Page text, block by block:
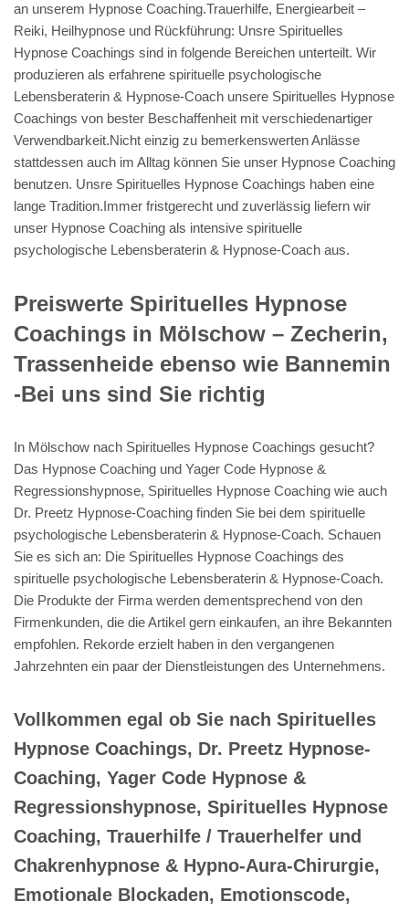
an unserem Hypnose Coaching.Trauerhilfe, Energiearbeit –
Reiki, Heilhypnose und Rückführung: Unsre Spirituelles
Hypnose Coachings sind in folgende Bereichen unterteilt. Wir
produzieren als erfahrene spirituelle psychologische
Lebensberaterin & Hypnose-Coach unsere Spirituelles Hypnose
Coachings von bester Beschaffenheit mit verschiedenartiger
Verwendbarkeit.Nicht einzig zu bemerkenswerten Anlässe
stattdessen auch im Alltag können Sie unser Hypnose Coaching
benutzen. Unsre Spirituelles Hypnose Coachings haben eine
lange Tradition.Immer fristgerecht und zuverlässig liefern wir
unser Hypnose Coaching als intensive spirituelle
psychologische Lebensberaterin & Hypnose-Coach aus.
Preiswerte Spirituelles Hypnose
Coachings in Mölschow – Zecherin,
Trassenheide ebenso wie Bannemin
-Bei uns sind Sie richtig
In Mölschow nach Spirituelles Hypnose Coachings gesucht?
Das Hypnose Coaching und Yager Code Hypnose &
Regressionshypnose, Spirituelles Hypnose Coaching wie auch
Dr. Preetz Hypnose-Coaching finden Sie bei dem spirituelle
psychologische Lebensberaterin & Hypnose-Coach. Schauen
Sie es sich an: Die Spirituelles Hypnose Coachings des
spirituelle psychologische Lebensberaterin & Hypnose-Coach.
Die Produkte der Firma werden dementsprechend von den
Firmenkunden, die die Artikel gern einkaufen, an ihre Bekannten
empfohlen. Rekorde erzielt haben in den vergangenen
Jahrzehnten ein paar der Dienstleistungen des Unternehmens.
Vollkommen egal ob Sie nach Spirituelles
Hypnose Coachings, Dr. Preetz Hypnose-
Coaching, Yager Code Hypnose &
Regressionshypnose, Spirituelles Hypnose
Coaching, Trauerhilfe / Trauerhelfer und
Chakrenhypnose & Hypno-Aura-Chirurgie,
Emotionale Blockaden, Emotionscode,